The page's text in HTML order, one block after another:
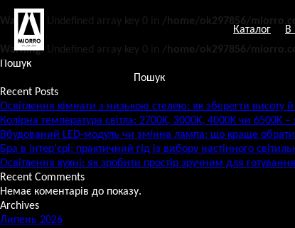
Перейти
до
змісту
Каталог В
Warning : Undefined array key 0 in /home/ok297856/
Warning: Undefined array key 0 in /home/ok297856/
Пошук
Пошук
Recent Posts
Освітлення кімнати з низькою стелею: як зберегти висоту й
Колірна температура світла: 2700K, 3000K, 4000K чи 6500K
Вбудований LED-модуль чи змінна лампа: що краще
Бра в інтер’єрі: практичний гід із вибору настінного
Освітлення кухні: як зробити простір зручним для
Recent Comments
Немає коментарів до показу.
Archives
Липень 2026